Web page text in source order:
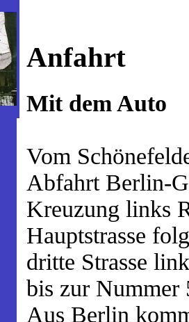
Anfahrt
Mit dem Auto
Vom
Abfahrt Berlin-
Kreuzung links
Hauptstrasse
dritte Strasse
bis zur Nummer
Aus Berlin